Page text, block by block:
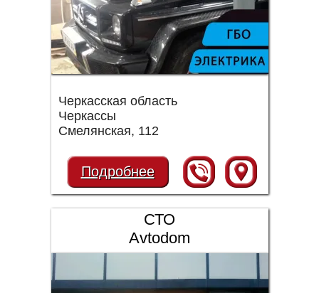
Черкасская область
Черкассы
Смелянская, 112
Подробнее
СТО
Avtodom